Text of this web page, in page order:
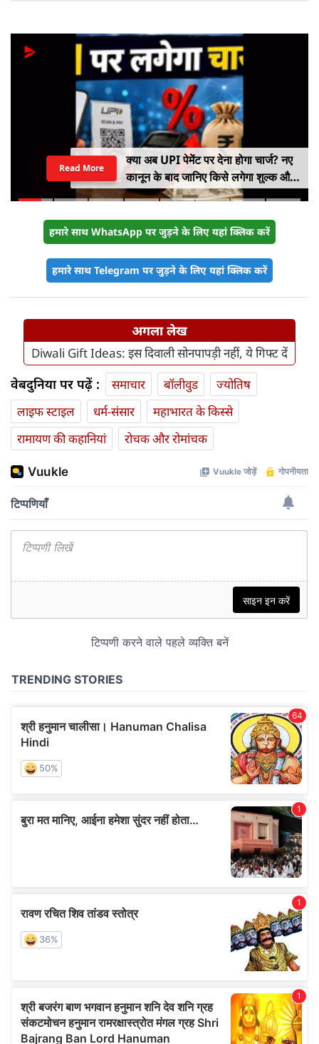
क्या अब UPI पेमेंट पर देना होगा चार्ज? नए
कानून के बाद जानिए किसे लगेगा शुल्क और
किसे नहीं
Read More
हमारे साथ WhatsApp पर जुड़ने के लिए यहां क्लिक करें
हमारे साथ Telegram पर जुड़ने के लिए यहां क्लिक करें
अगला लेख
Diwali Gift Ideas: इस दिवाली सोनपापड़ी नहीं, ये गिफ्ट दें
वेबदुनिया पर पढ़ें : समाचार बॉलीवुड
ज्योतिष
लाइफ स्‍टाइल
धर्म-संसार
महाभारत के किस्से
रामायण की कहानियां
रोचक और रोमांचक